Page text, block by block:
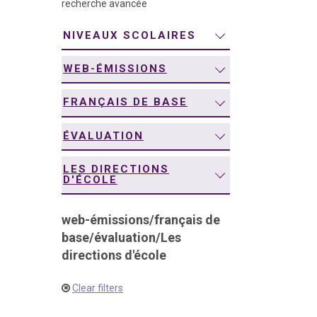
recherche avancée
NIVEAUX SCOLAIRES
WEB-ÉMISSIONS
FRANÇAIS DE BASE
ÉVALUATION
LES DIRECTIONS
D'ÉCOLE
web-émissions/français de
base/évaluation/Les
directions d'école
Clear filters